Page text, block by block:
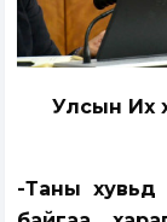
Улсын Их
-Таны хувьд